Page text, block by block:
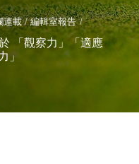
連載 編輯室報告
「觀察力」「適應
」